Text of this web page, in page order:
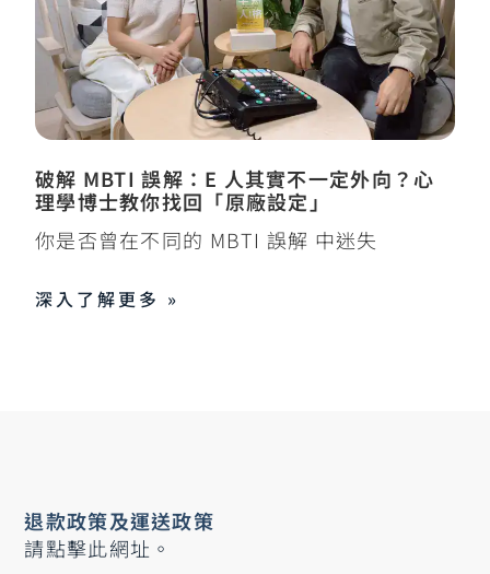
破解 MBTI 誤解：E 人其實不一定外向？心
理學博士教你找回「原廠設定」
你是否曾在不同的 MBTI 誤解 中迷失
深入了解更多 »
退款政策及運送政策
請點擊此網址。